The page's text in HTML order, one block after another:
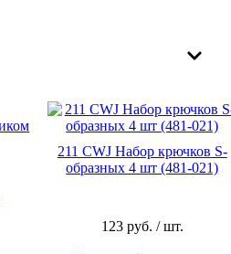
211 CWJ Набор крючков S-
образных 4 шт (481-021)
123 руб. / шт.